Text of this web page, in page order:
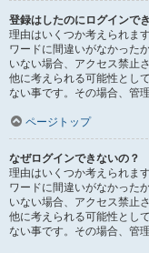
登録はしたのにログインで
理由はいくつか考えられま
ワードに間違いがなかった
いない場合、アクセス禁止
他に考えられる可能性とし
ない事です。その場合、管
ページトップ
なぜログインできないの？
理由はいくつか考えられま
ワードに間違いがなかった
いない場合、アクセス禁止
他に考えられる可能性とし
ない事です。その場合、管